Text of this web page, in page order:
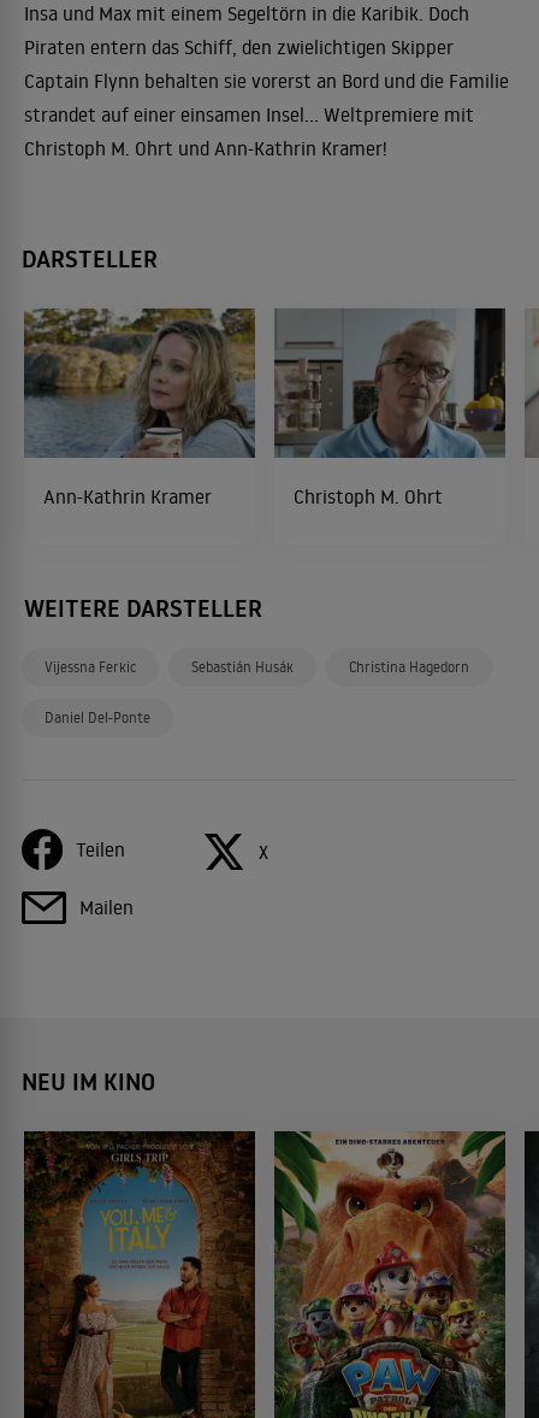
Insa und Max mit einem Segeltörn in die Karibik. Doch
Piraten entern das Schiff, den zwielichtigen Skipper
Captain Flynn behalten sie vorerst an Bord und die Familie
strandet auf einer einsamen Insel... Weltpremiere mit
Christoph M. Ohrt und Ann-Kathrin Kramer!
DARSTELLER
Ann-Kathrin Kramer Christoph M. Ohrt
WEITERE DARSTELLER
Vijessna Ferkic Sebastián Husák Christina Hagedorn
Daniel Del-Ponte
Teilen X
Mailen
NEU IM KINO